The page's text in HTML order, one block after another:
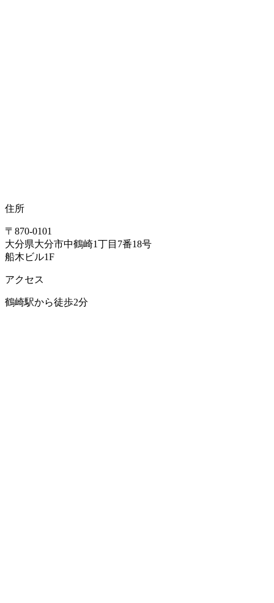
住所
〒870-0101
大分県大分市中鶴崎1丁目7番18号
船木ビル1F
アクセス
鶴崎駅から徒歩2分